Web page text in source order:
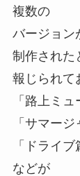
複数の
バージョン
制作された
報じられて
「路上ミュ
「サマージ
「ドライブ
などが